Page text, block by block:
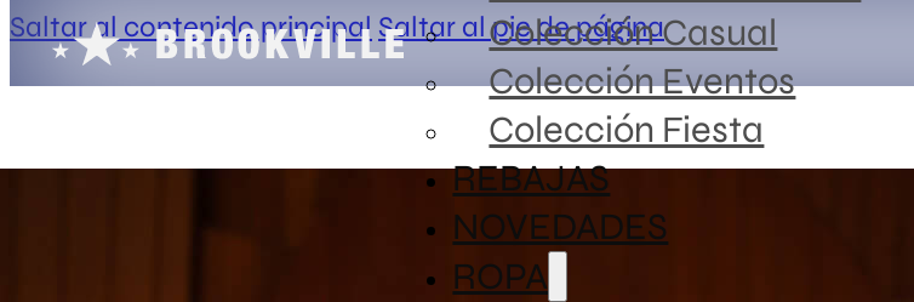
Saltar al contenido principal Saltar al pie de página
Colección Casual
Colección Eventos
Colección Fiesta
REBAJAS
NOVEDADES
ROPA